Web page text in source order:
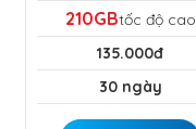
210GBtốc độ cao
135.000đ
30 ngày